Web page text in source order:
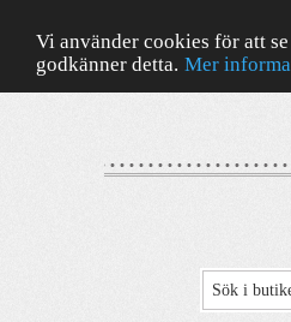
Vi använder cookies för att
godkänner detta. Mer